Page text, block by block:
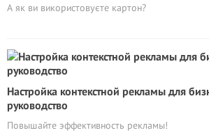
А як ви використовуєте картон?
Настройка контекстной рекламы для
руководство
Повышайте эффективность рекламы!